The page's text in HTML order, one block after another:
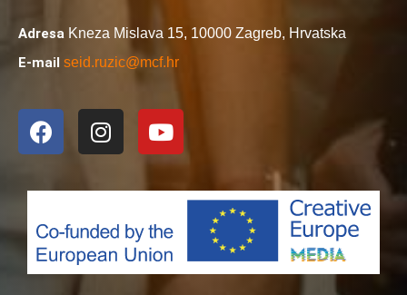
Adresa Kneza Mislava 15, 10000 Zagreb, Hrvatska
E-mail seid.ruzic@mcf.hr